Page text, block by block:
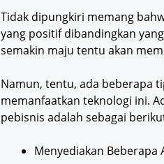
Tidak dipungkiri memang
yang positif dibandingkan
semakin maju tentu akan
Namun, tentu, ada beberapa
memanfaatkan teknologi ini.
pebisnis adalah sebagai
Menyediakan Beberapa